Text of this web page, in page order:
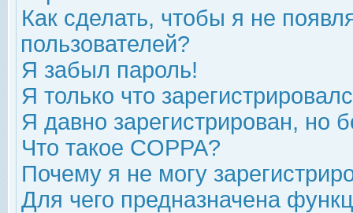
Как сделать, чтобы я не
пользователей?
Я забыл пароль!
Я только что
Я давно зарегистрирован, но
Что такое COPPA?
Почему я не могу
Для чего предназначена